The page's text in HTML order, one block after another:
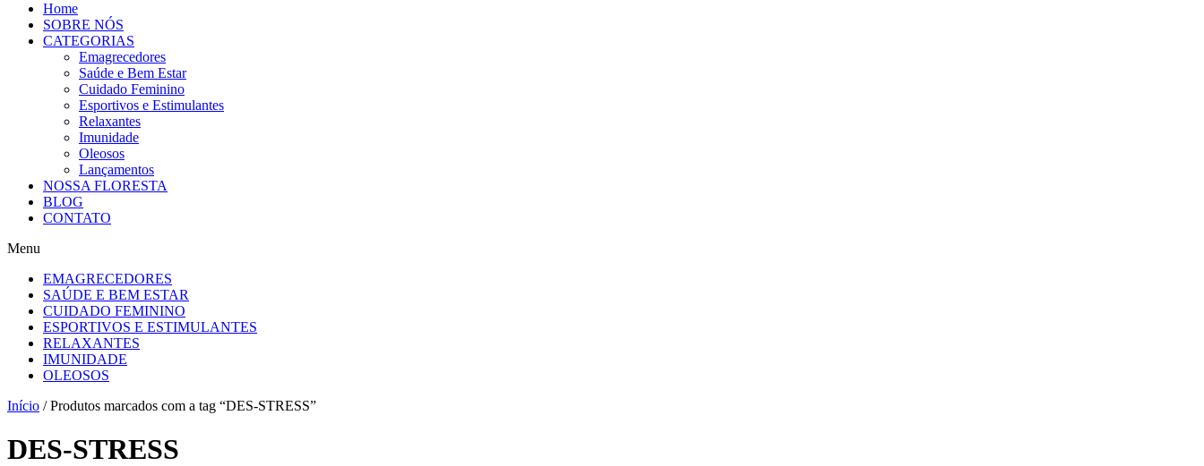
Home
SOBRE NÓS
CATEGORIAS
Emagrecedores
Saúde e Bem Estar
Cuidado Feminino
Esportivos e Estimulantes
Relaxantes
Imunidade
Oleosos
Lançamentos
NOSSA FLORESTA
BLOG
CONTATO
Menu
EMAGRECEDORES
SAÚDE E BEM ESTAR
CUIDADO FEMININO
ESPORTIVOS E ESTIMULANTES
RELAXANTES
IMUNIDADE
OLEOSOS
Início / Produtos marcados com a tag “DES-STRESS”
DES-STRESS